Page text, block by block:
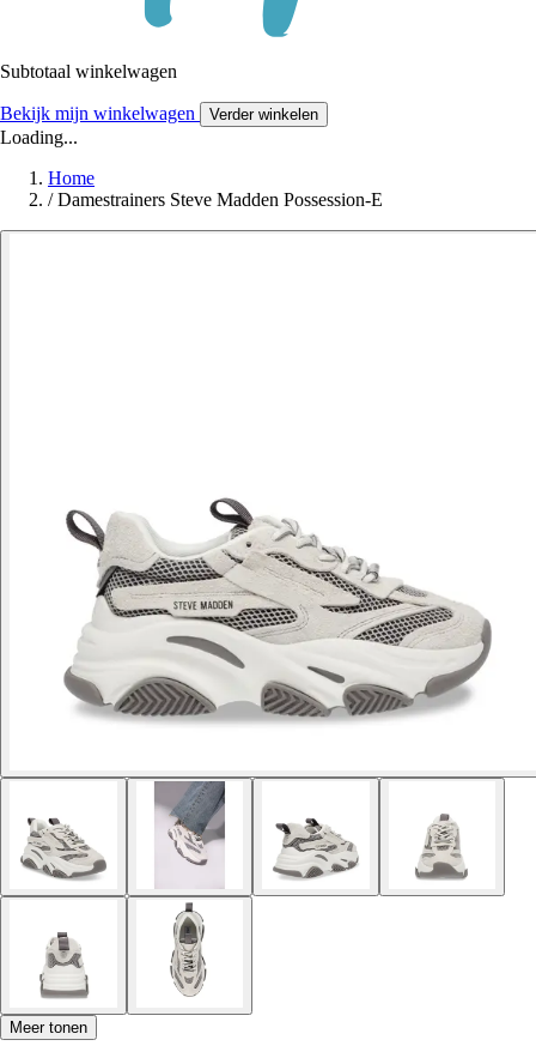
Subtotaal winkelwagen
Bekijk mijn winkelwagen Verder winkelen
Loading...
Home
/ Damestrainers Steve Madden Possession-E
Meer tonen